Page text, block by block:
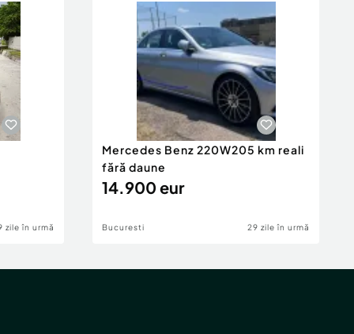
zile în urmă
Mercedes Benz 220W205 km reali
fără daune
14.900 eur
Bucuresti 29 zile în urmă